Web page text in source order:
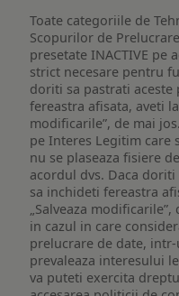
Toate categoriile de
Scopurilor de
presetate INACTIVE pe
strict necesare pentru
doriti sa pastrati aceste
fereastra afisata, aveti
modificarile”, de mai
pe Interes Legitim care
nu se plaseaza fisiere
acordul dvs. Daca
sa inchideti fereastra
„Salveaza
in cazul in care
prelucrare de date,
prevaleaza interesului
va puteti exercita